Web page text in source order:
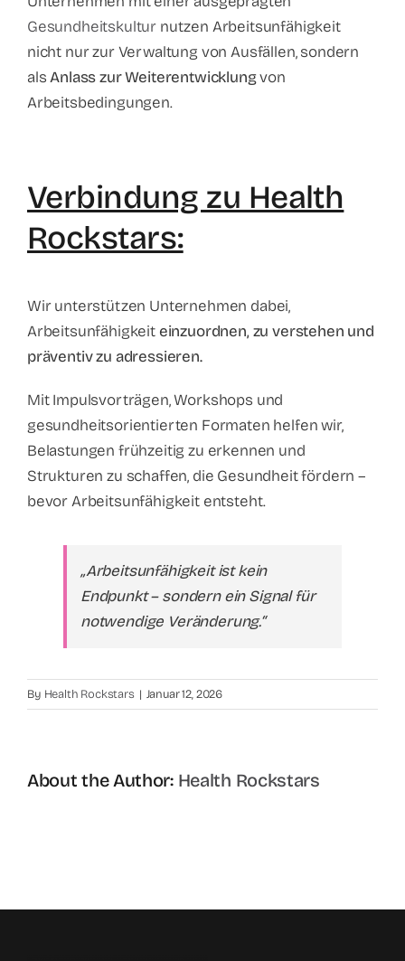
Gesundheitskultur nutzen Arbeitsunfähigkeit
nicht nur zur Verwaltung von Ausfällen, sondern
alsAnlass zur Weiterentwicklungvon
Arbeitsbedingungen.
Verbindung zu Health
Rockstars:
Wir unterstützen Unternehmen dabei,
Arbeitsunfähigkeit einzuordnen, zu verstehen und
präventiv zu adressieren.
Mit Impulsvorträgen, Workshops und
gesundheitsorientierten Formaten helfen wir,
Belastungen frühzeitig zu erkennen und
Strukturen zu schaffen, die Gesundheit fördern –
bevor Arbeitsunfähigkeit entsteht.
„Arbeitsunfähigkeit ist kein
Endpunkt – sondern ein Signal für
notwendige Veränderung.“
By Health Rockstars | Januar 12, 2026
About the Author: Health Rockstars